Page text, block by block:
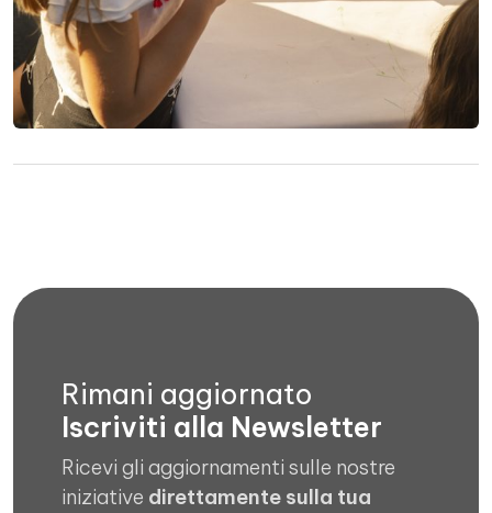
Rimani aggiornato
Iscriviti alla Newsletter
Ricevi gli aggiornamenti sulle nostre
iniziative direttamente sulla tua